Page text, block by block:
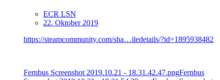
ECR LSN
22. Oktober 2019
https://steamcommunity.com/sha…iledetails/?id=1895938482
Fernbus Screenshot 2019.10.21 - 18.31.42.47.pngFernbus